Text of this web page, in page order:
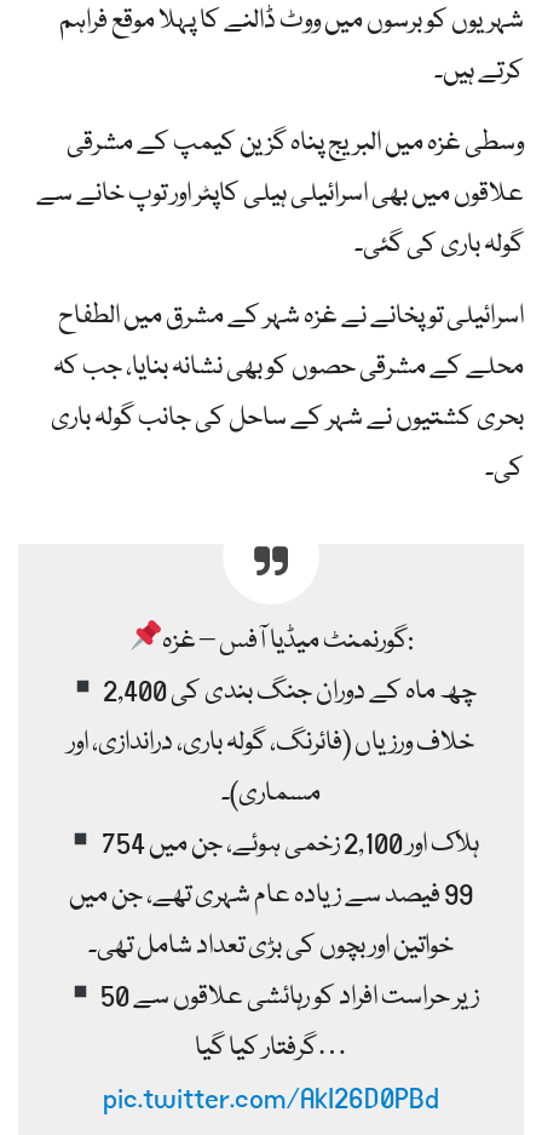
شہریوں کو برسوں میں ووٹ ڈالنے کا پہلا موقع فراہم
کرتے ہیں۔
وسطی غزہ میں البریج پناہ گزین کیمپ کے مشرقی
علاقوں میں بھی اسرائیلی ہیلی کاپٹر اور توپ خانے سے
گولہ باری کی گئی۔
اسرائیلی توپخانے نے غزہ شہر کے مشرق میں الطفاح
محلے کے مشرقی حصوں کو بھی نشانہ بنایا، جب کہ
بحری کشتیوں نے شہر کے ساحل کی جانب گولہ باری
کی۔
گورنمنٹ میڈیا آفس – غزہ:
خلاف ورزیاں (فائرنگ، گولہ باری، دراندازی، اور
مسماری)۔
754 ہلاک اور 2,100 زخمی ہوئے، جن میں
99 فیصد سے زیادہ عام شہری تھے، جن میں
خواتین اور بچوں کی بڑی تعداد شامل تھی۔
50 زیر حراست افراد کو رہائشی علاقوں سے
گرفتار کیا گیا…
pic.twitter.com/AkI26D0PBd